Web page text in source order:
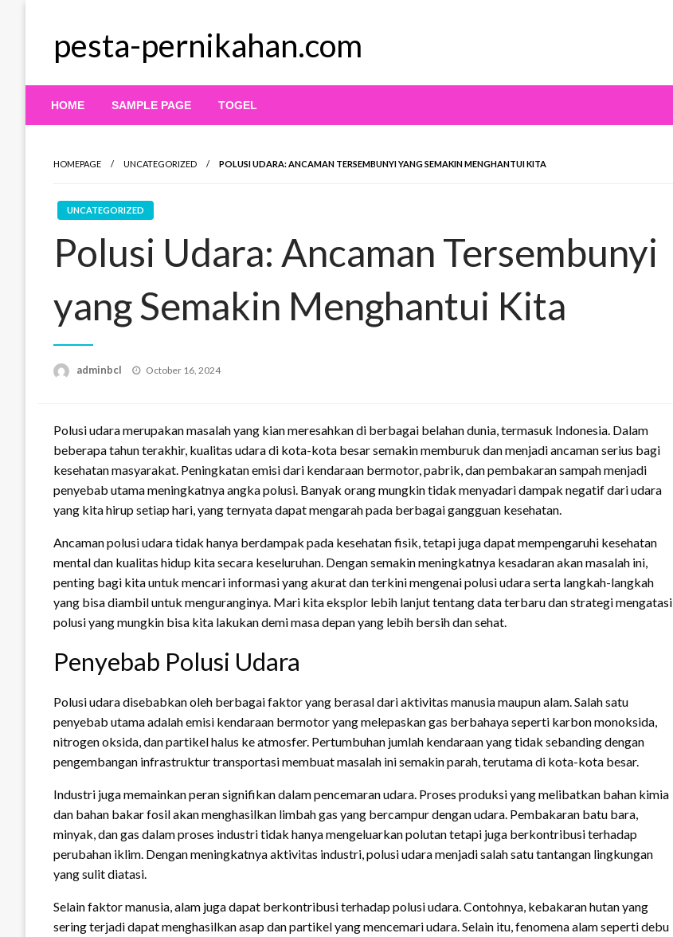
pesta-pernikahan.com
HOME SAMPLE PAGE TOGEL
HOMEPAGE UNCATEGORIZED POLUSI UDARA: ANCAMAN TERSEMBUNYI YANG SEMAKIN MENGHANTUI KITA
UNCATEGORIZED
Polusi Udara: Ancaman Tersembunyi
yang Semakin Menghantui Kita
adminbcl
Posted
October 16, 2024
Polusi udara merupakan masalah yang kian meresahkan di berbagai belahan dunia, termasuk Indonesia. Dalam
beberapa tahun terakhir, kualitas udara di kota-kota besar semakin memburuk dan menjadi ancaman serius bagi
kesehatan masyarakat. Peningkatan emisi dari kendaraan bermotor, pabrik, dan pembakaran sampah menjadi
penyebab utama meningkatnya angka polusi. Banyak orang mungkin tidak menyadari dampak negatif dari udara
yang kita hirup setiap hari, yang ternyata dapat mengarah pada berbagai gangguan kesehatan.
Ancaman polusi udara tidak hanya berdampak pada kesehatan fisik, tetapi juga dapat mempengaruhi kesehatan
mental dan kualitas hidup kita secara keseluruhan. Dengan semakin meningkatnya kesadaran akan masalah ini,
penting bagi kita untuk mencari informasi yang akurat dan terkini mengenai polusi udara serta langkah-langkah
yang bisa diambil untuk menguranginya. Mari kita eksplor lebih lanjut tentang data terbaru dan strategi mengatasi
polusi yang mungkin bisa kita lakukan demi masa depan yang lebih bersih dan sehat.
Penyebab Polusi Udara
Polusi udara disebabkan oleh berbagai faktor yang berasal dari aktivitas manusia maupun alam. Salah satu
penyebab utama adalah emisi kendaraan bermotor yang melepaskan gas berbahaya seperti karbon monoksida,
nitrogen oksida, dan partikel halus ke atmosfer. Pertumbuhan jumlah kendaraan yang tidak sebanding dengan
pengembangan infrastruktur transportasi membuat masalah ini semakin parah, terutama di kota-kota besar.
Industri juga memainkan peran signifikan dalam pencemaran udara. Proses produksi yang melibatkan bahan kimia
dan bahan bakar fosil akan menghasilkan limbah gas yang bercampur dengan udara. Pembakaran batu bara,
minyak, dan gas dalam proses industri tidak hanya mengeluarkan polutan tetapi juga berkontribusi terhadap
perubahan iklim. Dengan meningkatnya aktivitas industri, polusi udara menjadi salah satu tantangan lingkungan
yang sulit diatasi.
Selain faktor manusia, alam juga dapat berkontribusi terhadap polusi udara. Contohnya, kebakaran hutan yang
sering terjadi dapat menghasilkan asap dan partikel yang mencemari udara. Selain itu, fenomena alam seperti debu